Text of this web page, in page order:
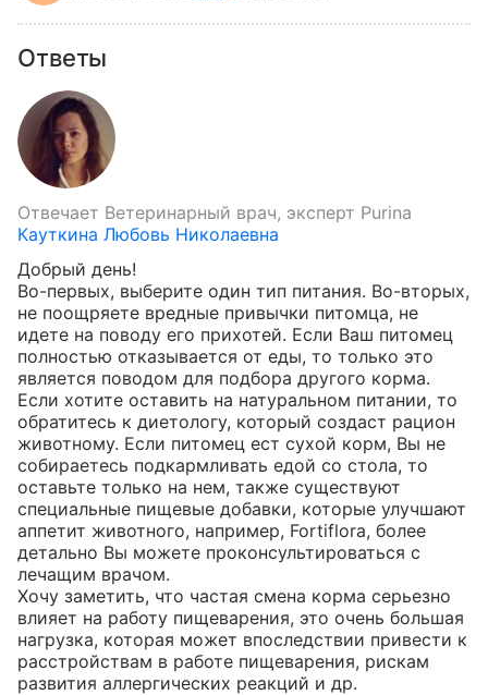
Ответы
Отвечает Ветеринарный врач, эксперт Purina
Кауткина Любовь Николаевна
Добрый день!
Во-первых, выберите один тип питания. Во-вторых,
не поощряете вредные привычки питомца, не
идете на поводу его прихотей. Если Ваш питомец
полностью отказывается от еды, то только это
является поводом для подбора другого корма.
Если хотите оставить на натуральном питании, то
обратитесь к диетологу, который создаст рацион
животному. Если питомец ест сухой корм, Вы не
собираетесь подкармливать едой со стола, то
оставьте только на нем, также существуют
специальные пищевые добавки, которые улучшают
аппетит животного, например, Fortiflora, более
детально Вы можете проконсультироваться с
лечащим врачом.
Хочу заметить, что частая смена корма серьезно
влияет на работу пищеварения, это очень большая
нагрузка, которая может впоследствии привести к
расстройствам в работе пищеварения, рискам
развития аллергических реакций и др.